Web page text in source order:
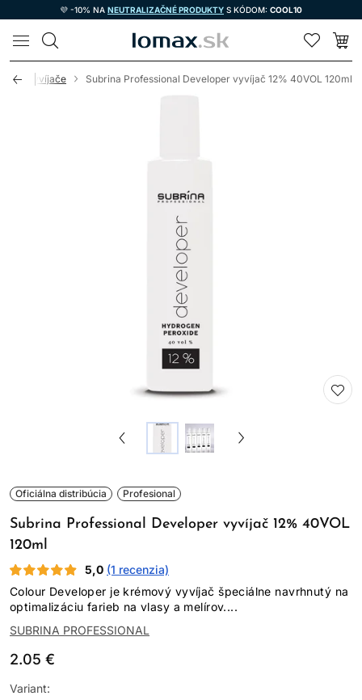
💜 -10% NA NEUTRALIZAČNÉ PRODUKTY S KÓDOM: COOL10
LOMAX
/ Vyvíjače Subrina Professional Developer vyvíjač 12% 40VOL 120ml
Oficiálna distribúcia Profesional
Subrina Professional Developer vyvíjač 12% 40VOL
120ml
5,0 (1 recenzia)
Colour Developer je krémový vyvíjač špeciálne navrhnutý na
optimalizáciu farieb na vlasy a melírov....
SUBRINA PROFESSIONAL
2.05 €
Variant: